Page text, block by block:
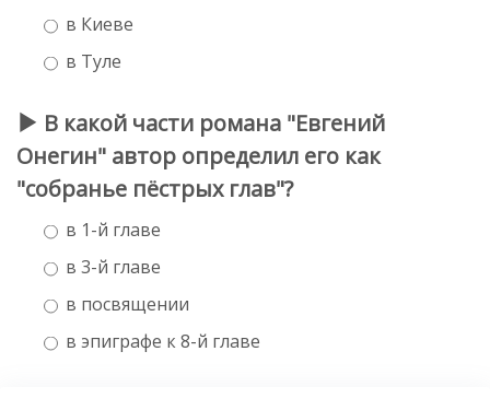
в Киеве
в Туле
В какой части романа "Евгений
Онегин" автор определил его как
"собранье пёстрых глав"?
в 1-й главе
в 3-й главе
в посвящении
в эпиграфе к 8-й главе